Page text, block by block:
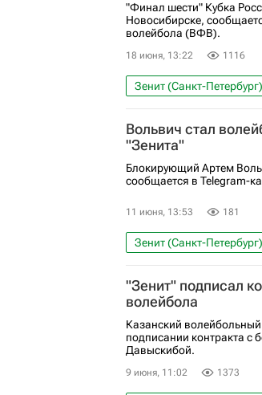
"Финал шести" Кубка
Новосибирске,
волейбола (ВФВ).
18 июня, 13:22 1116
Зенит (Санкт-Петербург)
Всероссийская
Динамо (Москва)
Вольвич стал
"Зенита"
Блокирующий Артем
сообщается в Telegram-
11 июня, 13:53 181
Зенит (Санкт-Петербург)
Артём Вольвич
"Зенит" подписал
волейбола
Казанский
подписании контракта с
Давыскибой.
9 июня, 11:02 1373